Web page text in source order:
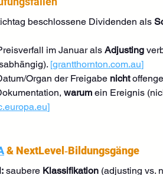
beschlossene Dividenden als
im Januar als Adjusting
[grantthornton.com.au]
Organ der Freigabe nicht
warum ein Ereignis
]
& NextLevel‑Bildungsgänge
saubere Klassifikation (adjusting vs.